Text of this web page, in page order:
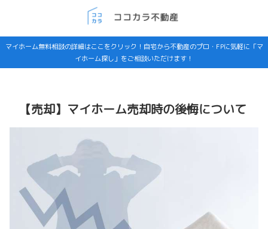
マイホーム無料相談の詳細はここをクリック！自宅から不動産のプロ・FPに気軽に「マ
イホーム探し」をご相談いただけます！
【売却】マイホーム売却時の後悔について